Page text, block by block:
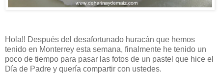
Hola!! Después del desafortunado huracán que hemos
tenido en Monterrey esta semana, finalmente he tenido un
poco de tiempo para pasar las fotos de un pastel que hice el
Día de Padre y quería compartir con ustedes.